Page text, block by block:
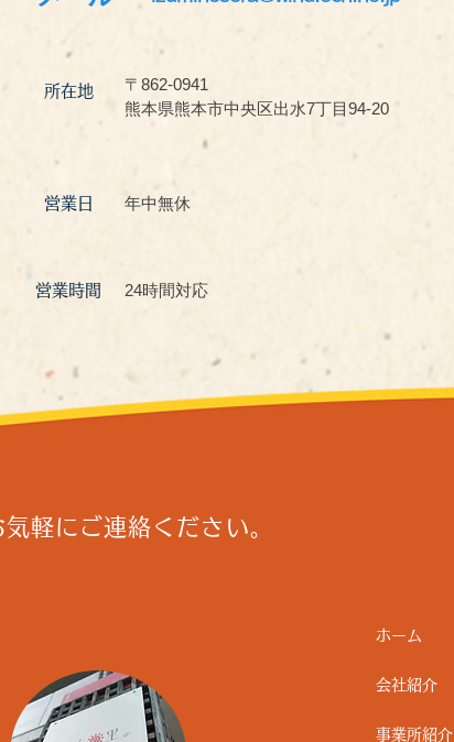
気軽にご連絡ください。
ホーム
会社紹介
事業所紹介
所在地
〒862-0941
熊本県熊本市中央区出水7丁目94-20
営業日 年中無休
営業時間 24時間対応